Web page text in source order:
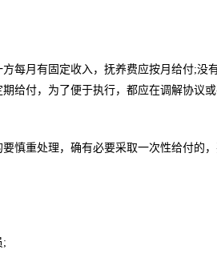
每月有固定收入，抚养费应按月给付;没
给付，为了便于执行，都应在调解协议
慎重处理，确有必要采取一次性给付的
;